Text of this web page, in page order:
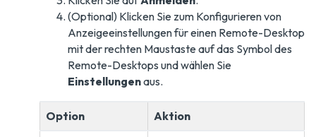
(Optional) Klicken Sie zum Konfigurieren von
Anzeigeeinstellungen für einen Remote-Desktop
mit der rechten Maustaste auf das Symbol des
Remote-Desktops und wählen Sie
Einstellungenaus.
Option Aktion